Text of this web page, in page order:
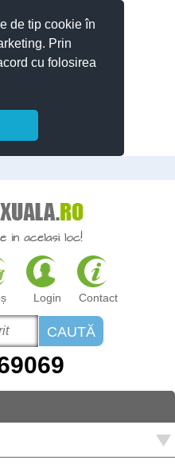
de tip cookie în
Prin
cu folosirea
Login Contact